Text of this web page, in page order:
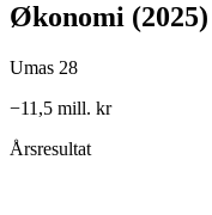
Økonomi (2025)
Umas 28
−11,5 mill. kr
Årsresultat